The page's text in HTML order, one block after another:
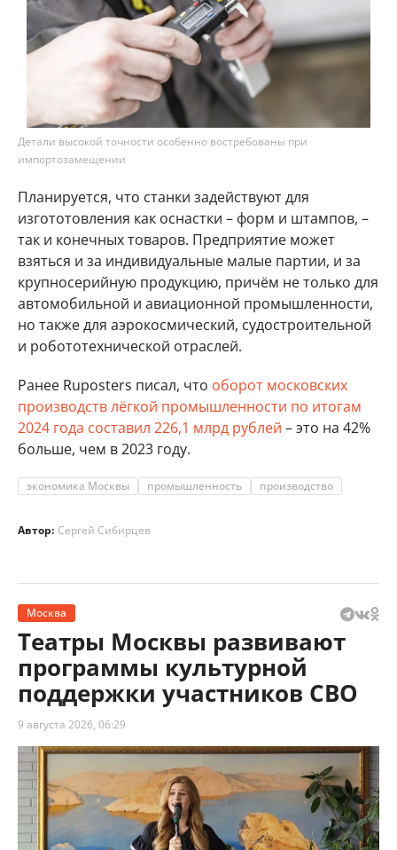
Детали высокой точности особенно востребованы при
импортозамещении
Планируется, что станки задействуют для
изгототовления как оснастки – форм и штампов, –
так и конечных товаров. Предприятие может
взяться и за индивидуальные малые партии, и за
крупносерийную продукцию, причём не только для
автомобильной и авиационной промышленности,
но также для аэрокосмический, судостроительной
и робототехнической отраслей.
Ранее Ruposters писал, что оборот московских
производств лёгкой промышленности по итогам
2024 года составил 226,1 млрд рублей – это на 42%
больше, чем в 2023 году.
экономика Москвы промышленность производство
Автор: Сергей Сибирцев
Москва
Театры Москвы развивают
программы культурной
поддержки участников СВО
9 августа 2026, 06:29